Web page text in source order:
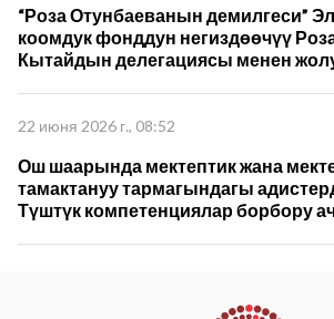
“Роза Отунбаеванын демилгеси”
коомдук фонддун негиздөөчүү Роза Отунбаева
Кытайдын делегациясы менен
22 июня 2026 г., 08:52
Ош шаарында мектептик жана
тамактануу тармагындагы
Түштүк компетенциялар борбору